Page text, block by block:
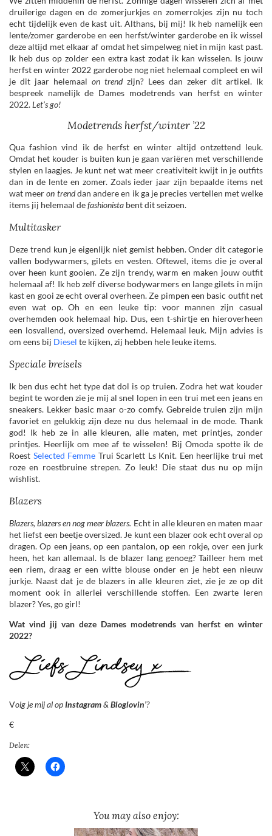
druilerige dagen en de zomerjurkjes en zomerrokjes zijn nu toch
echt tijdelijk even de kast uit. Althans, bij mij! Ik heb namelijk een
lente/zomer garderobe en een herfst/winter garderobe en ik wissel
deze altijd met elkaar af omdat het simpelweg niet in mijn kast past.
Ik heb dus op zolder een extra kast zodat ik kan wisselen. Is jouw
herfst en winter 2022 garderobe nog niet helemaal compleet en wil
je dit jaar helemaal on trendzijn? Lees dan zeker dit artikel. Ik
bespreek namelijk de Dames modetrends van herfst en winter
2022.Let’s go!
Modetrends herfst/winter ’22
Qua fashion vind ik de herfst en winter altijd ontzettend leuk.
Omdat het kouder is buiten kun je gaan variëren met verschillende
stylen en laagjes. Je kunt net wat meer creativiteit kwijt in je outfits
dan in de lente en zomer. Zoals ieder jaar zijn bepaalde items net
wat meeron trenddan andere en ik ga je precies vertellen met welke
items jij helemaal defashionista bent dit seizoen.
Multitasker
Deze trend kun je eigenlijk niet gemist hebben. Onder dit categorie
vallen bodywarmers, gilets en vesten. Oftewel, items die je overal
over heen kunt gooien. Ze zijn trendy, warm en maken jouw outfit
helemaal af! Ik heb zelf diverse bodywarmers en lange gilets in mijn
kast en gooi ze echt overal overheen. Ze pimpen een basic outfit net
even wat op. Oh en een leuke tip: voor mannen zijn casual
overhemden ook helemaal hip. Dus, een t-shirtje en hieroverheen
een losvallend, oversized overhemd. Helemaal leuk. Mijn advies is
om eens bij Diesel te kijken, zij hebben hele leuke items.
Speciale breisels
Ik ben dus echt het type dat dol is op truien. Zodra het wat kouder
begint te worden zie je mij al snel lopen in een trui met een jeans en
sneakers. Lekker basic maar o-zo comfy. Gebreide truien zijn mijn
favoriet en gelukkig zijn deze nu dus helemaal in de mode. Thank
god! Ik heb ze in alle kleuren, alle maten, met printjes, zonder
printjes. Heerlijk om mee af te wisselen! Bij Omoda spotte ik de
Roest Selected Femme Trui Scarlett Ls Knit. Een heerlijke trui met
roze en roestbruine strepen. Zo leuk! Die staat dus nu op mijn
wishlist.
Blazers
Blazers, blazers en nog meer blazers. Echt in alle kleuren en maten maar
het liefst een beetje oversized. Je kunt een blazer ook echt overal op
dragen. Op een jeans, op een pantalon, op een rokje, over een jurk
heen, het kan allemaal. Is de blazer lang genoeg? Tailleer hem met
een riem, draag er een witte blouse onder en je hebt een nieuw
jurkje. Naast dat je de blazers in alle kleuren ziet, zie je ze op dit
moment ook in allerlei verschillende stoffen. Een zwarte leren
blazer? Yes, go girl!
Wat vind jij van deze Dames modetrends van herfst en winter
2022?
Volg je mij al opInstagram& Bloglovin’?
€
Delen:
You may also enjoy: